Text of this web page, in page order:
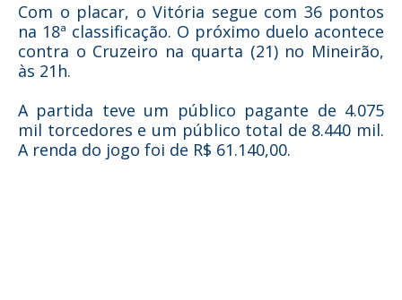
Com o placar, o Vitória segue com 36 pontos
na 18ª classificação. O próximo duelo acontece
contra o Cruzeiro na quarta (21) no Mineirão,
às 21h.
A partida teve um público pagante de 4.075
mil torcedores e um público total de 8.440 mil.
A renda do jogo foi de R$ 61.140,00.